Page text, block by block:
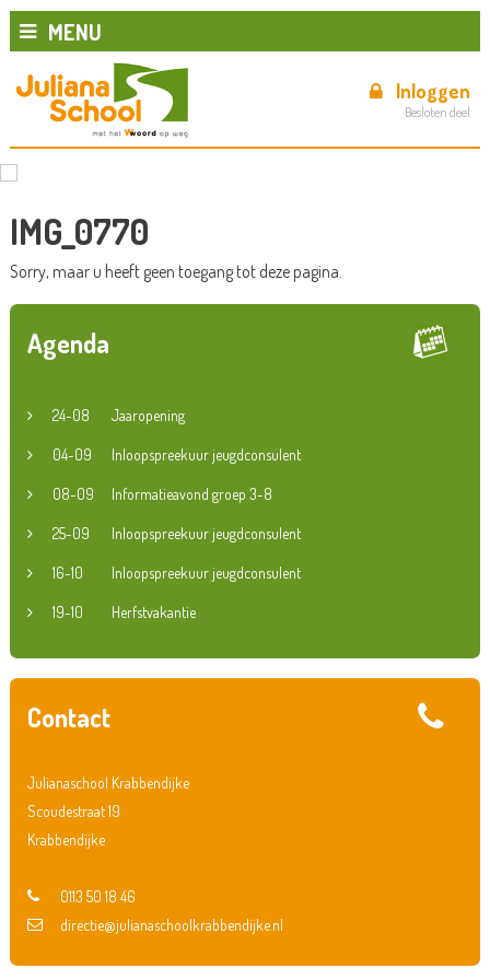
MENU
Inloggen
Besloten deel
IMG_0770
Sorry, maar u heeft geen toegang tot deze pagina.
Agenda
24-08 Jaaropening
04-09 Inloopspreekuur jeugdconsulent
08-09 Informatieavond groep 3-8
25-09 Inloopspreekuur jeugdconsulent
16-10 Inloopspreekuur jeugdconsulent
19-10 Herfstvakantie
Contact
Julianaschool Krabbendijke
Scoudestraat 19
Krabbendijke
0113 50 18 46
directie@julianaschoolkrabbendijke.nl